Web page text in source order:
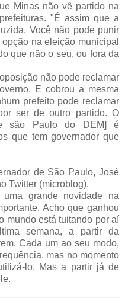
Minas não vê partido na
"É assim que a
Você não pode punir
na eleição municipal
que não o seu, ou fora da
não pode reclamar
E cobrou a mesma
prefeito pode reclamar
ser de outro partido. O
são Paulo do DEM] é
que tem governador que
de São Paulo, José
Twitter (microblog).
grande novidade na
Acho que ganhou
mundo está tuitando por aí
semana, a partir da
Cada um ao seu modo,
mas no momento
lo. Mas a partir já de